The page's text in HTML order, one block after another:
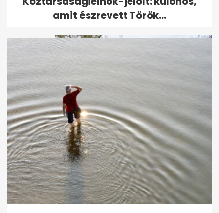
osztályon ápolt Sallai Nóráról
Szabálytalanul előzött, Volán-
buszt döntött árokba 38
utassal
amit észrevett Török...